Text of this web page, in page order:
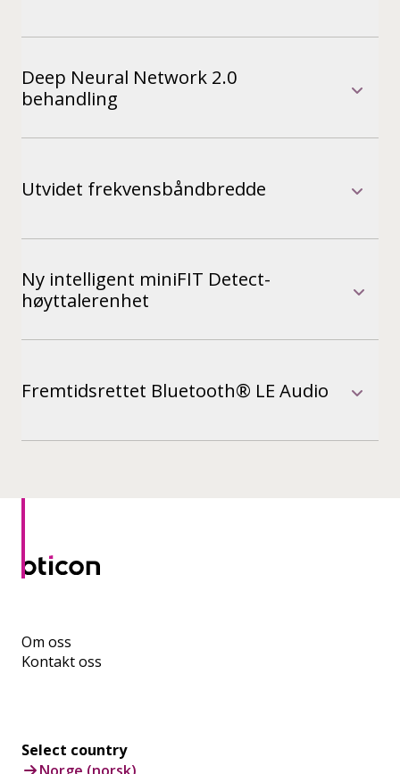
Deep Neural Network 2.0
behandling
Utvidet frekvensbåndbredde
Ny intelligent miniFIT Detect-
høyttalerenhet
Fremtidsrettet Bluetooth® LE Audio
Om oss
Kontakt oss
Select country